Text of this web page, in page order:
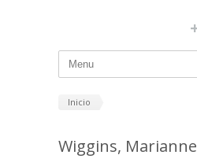
Inicio
Wiggins, Marianne